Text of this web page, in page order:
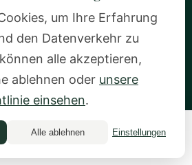
Call
Money Quiz
um Ihre Erfahrung
den Datenverkehr zu
alle akzeptieren,
ablehnen oder unsere
einsehen.
Alle ablehnen Einstellungen